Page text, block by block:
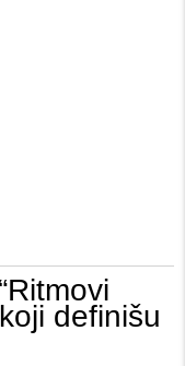
definišu